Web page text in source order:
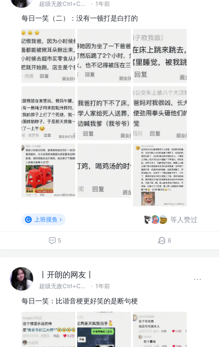
超级无敌Ctrl+C~V~Z大王 · 1年前
每日一笑（二）：没有一顿打是白打的
上班摸鱼 等人赞过
5 6
丨开朗的网友丨
超级无敌Ctrl+C~V~Z大王 · 1年前
每日一笑：比谐音梗更好笑的是断句梗